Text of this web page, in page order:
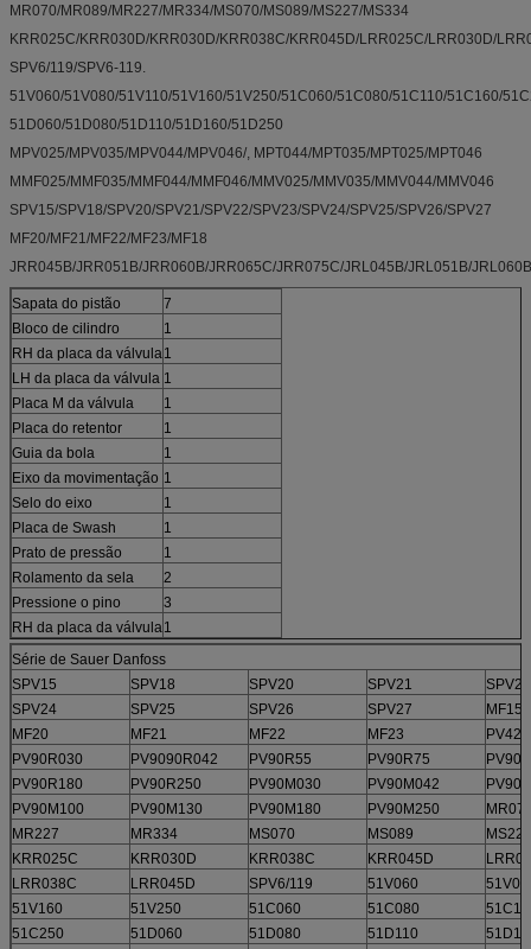
MR070/MR089/MR227/MR334/MS070/MS089/MS227/MS334
KRR025C/KRR030D/KRR030D/KRR038C/KRR045D/LRR025C/LRR030D/
SPV6/119/SPV6-119.
51V060/51V080/51V110/51V160/51V250/51C060/51C080/51C110/51C160/
51D060/51D080/51D110/51D160/51D250
MPV025/MPV035/MPV044/MPV046/, MPT044/MPT035/MPT025/MPT046
MMF025/MMF035/MMF044/MMF046/MMV025/MMV035/MMV044/MMV046
SPV15/SPV18/SPV20/SPV21/SPV22/SPV23/SPV24/SPV25/SPV26/SPV27
MF20/MF21/MF22/MF23/MF18
JRR045B/JRR051B/JRR060B/JRR065C/JRR075C/JRL045B/JRL051B/
Sapata do pistão
7
Bloco de cilindro
1
RH da placa da válvula1
LH da placa da válvula 1
Placa M da válvula
1
Placa do retentor
1
Guia da bola
1
Eixo da movimentação 1
Selo do eixo
1
Placa de Swash
1
Prato de pressão
1
Rolamento da sela
2
Pressione o pino
3
RH da placa da válvula1
Série de Sauer Danfoss
SPV15
SPV18 SPV20 SPV21
SPV22
SPV24
SPV25 SPV26 SPV27
MF15
MF20
MF21 MF22 MF23
PV42-
PV90R030
PV9090R042 PV90R55 PV90R75
PV90R180
PV90R250 PV90M030 PV90M042
PV90M100
PV90M130 PV90M180 PV90M250
MR227
MR334 MS070 MS089
MS227
KRR025C
KRR030D KRR038C KRR045D
LRR038C
LRR045D SPV6/119 51V060
51V160
51V250 51C060 51C080
51C250
51D060 51D080 51D110